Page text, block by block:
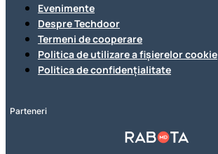
Evenimente
Despre Techdoor
Termeni de cooperare
Politica de utilizare a fișierelor cookie
Politica de confidențialitate
Parteneri